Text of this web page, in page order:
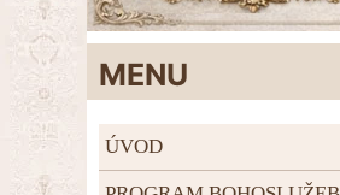
MENU
ÚVOD